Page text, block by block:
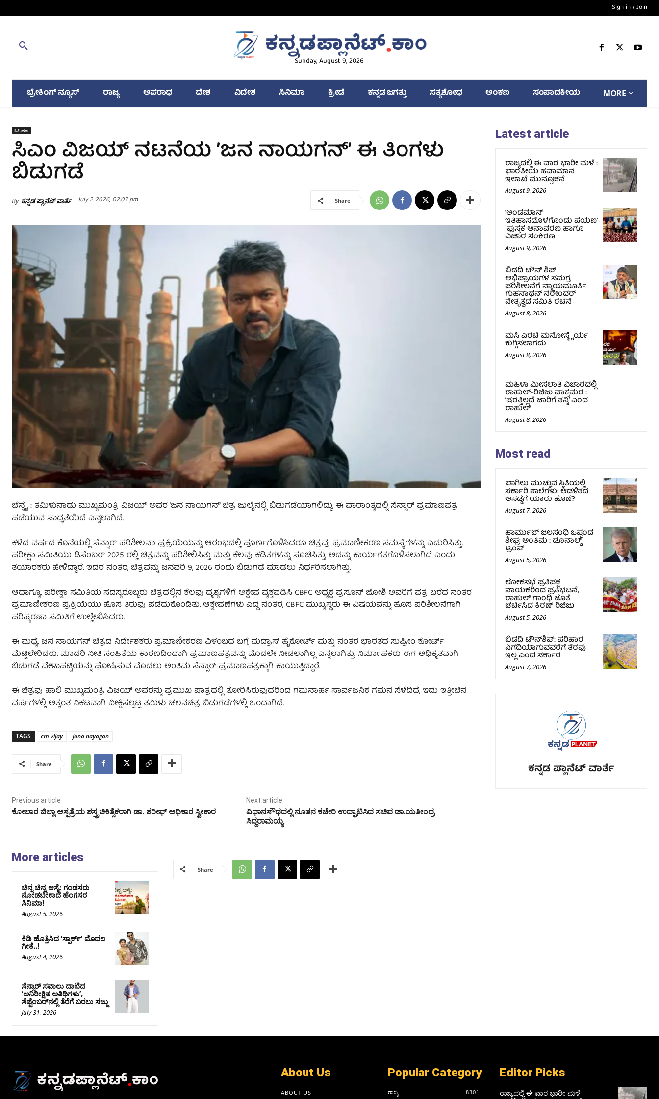
Sign in / Join
Sunday, August 9, 2026
ಬ್ರೇಕಿಂಗ್ ನ್ಯೂಸ್ ರಾಜ್ಯ ಅಪರಾಧ ದೇಶ ವಿದೇಶ ಸಿನಿಮಾ ಕ್ರೀಡೆ ಕನ್ನಡ ಜಗತ್ತು ಸತ್ಯಶೋಧ ಅಂಕಣ ಸಂಪಾದಕೀಯ MORE
ಸಿನಿಮಾ
ಸಿಎಂ ವಿಜಯ್‌ ನಟನೆಯ ʼಜನ ನಾಯಗನ್‌ʼ ಈ ತಿಂಗಳು
ಬಿಡುಗಡೆ
By ಕನ್ನಡ ಪ್ಲಾನೆಟ್ ವಾರ್ತೆ July 2 2026, 02:07 pm Share
ಚೆನ್ನೈ : ತಮಿಳುನಾಡು ಮುಖ್ಯಮಂತ್ರಿ ವಿಜಯ್ ಅವರ ‘ಜನ ನಾಯಗನ್’ ಚಿತ್ರ ಜುಲೈನಲ್ಲಿ ಬಿಡುಗಡೆಯಾಗಲಿದ್ದು, ಈ ವಾರಾಂತ್ಯದಲ್ಲಿ ಸೆನ್ಸಾರ್ ಪ್ರಮಾಣಪತ್ರ
ಪಡೆಯುವ ಸಾಧ್ಯತೆಯಿದೆ ಎನ್ನಲಾಗಿದೆ.
ಕಳೆದ ವರ್ಷದ ಕೊನೆಯಲ್ಲಿ ಸೆನ್ಸಾರ್ ಪರಿಶೀಲನಾ ಪ್ರಕ್ರಿಯೆಯನ್ನು ಆರಂಭದಲ್ಲಿ ಪೂರ್ಣಗೊಳಿಸಿದರೂ ಚಿತ್ರವು ಪ್ರಮಾಣೀಕರಣ ಸಮಸ್ಯೆಗಳನ್ನು ಎದುರಿಸಿತ್ತು.
ಪರೀಕ್ಷಾ ಸಮಿತಿಯು ಡಿಸೆಂಬರ್ 2025 ರಲ್ಲಿ ಚಿತ್ರವನ್ನು ಪರಿಶೀಲಿಸಿತ್ತು ಮತ್ತು ಕೆಲವು ಕಡಿತಗಳನ್ನು ಸೂಚಿಸಿತ್ತು, ಅದನ್ನು ಕಾರ್ಯಗತಗೊಳಿಸಲಾಗಿದೆ ಎಂದು
ತಯಾರಕರು ಹೇಳಿದ್ದಾರೆ. ಇದರ ನಂತರ, ಚಿತ್ರವನ್ನು ಜನವರಿ 9, 2026 ರಂದು ಬಿಡುಗಡೆ ಮಾಡಲು ನಿರ್ಧರಿಸಲಾಗಿತ್ತು.
ಆದಾಗ್ಯೂ, ಪರೀಕ್ಷಾ ಸಮಿತಿಯ ಸದಸ್ಯರೊಬ್ಬರು ಚಿತ್ರದಲ್ಲಿನ ಕೆಲವು ದೃಶ್ಯಗಳಿಗೆ ಆಕ್ಷೇಪ ವ್ಯಕ್ತಪಡಿಸಿ CBFC ಅಧ್ಯಕ್ಷ ಪ್ರಸೂನ್ ಜೋಶಿ ಅವರಿಗೆ ಪತ್ರ ಬರೆದ ನಂತರ
ಪ್ರಮಾಣೀಕರಣ ಪ್ರಕ್ರಿಯೆಯು ಹೊಸ ತಿರುವು ಪಡೆದುಕೊಂಡಿತು. ಆಕ್ಷೇಪಣೆಗಳು ಎದ್ದ ನಂತರ, CBFC ಮುಖ್ಯಸ್ಥರು ಈ ವಿಷಯವನ್ನು ಹೊಸ ಪರಿಶೀಲನೆಗಾಗಿ
ಪರಿಷ್ಕರಣಾ ಸಮಿತಿಗೆ ಉಲ್ಲೇಖಿಸಿದರು.
ಈ ಮಧ್ಯೆ, ಜನ ನಾಯಗನ್ ಚಿತ್ರದ ನಿರ್ದೇಶಕರು ಪ್ರಮಾಣೀಕರಣ ವಿಳಂಬದ ಬಗ್ಗೆ ಮದ್ರಾಸ್ ಹೈಕೋರ್ಟ್ ಮತ್ತು ನಂತರ ಭಾರತದ ಸುಪ್ರೀಂ ಕೋರ್ಟ್
ಮೆಟ್ಟಿಲೇರಿದರು. ಮಾದರಿ ನೀತಿ ಸಂಹಿತೆಯ ಕಾರಣದಿಂದಾಗಿ ಪ್ರಮಾಣಪತ್ರವನ್ನು ಮೊದಲೇ ನೀಡಲಾಗಿಲ್ಲ ಎನ್ನಲಾಗಿತ್ತು. ನಿರ್ಮಾಪಕರು ಈಗ ಅಧಿಕೃತವಾಗಿ
ಬಿಡುಗಡೆ ವೇಳಾಪಟ್ಟಿಯನ್ನು ಘೋಷಿಸುವ ಮೊದಲು ಅಂತಿಮ ಸೆನ್ಸಾರ್ ಪ್ರಮಾಣಪತ್ರಕ್ಕಾಗಿ ಕಾಯುತ್ತಿದ್ದಾರೆ.
ಈ ಚಿತ್ರವು ಹಾಲಿ ಮುಖ್ಯಮಂತ್ರಿ ವಿಜಯ್ ಅವರನ್ನು ಪ್ರಮುಖ ಪಾತ್ರದಲ್ಲಿ ತೋರಿಸಿರುವುದರಿಂದ ಗಮನಾರ್ಹ ಸಾರ್ವಜನಿಕ ಗಮನ ಸೆಳೆದಿದೆ, ಇದು ಇತ್ತೀಚಿನ
ವರ್ಷಗಳಲ್ಲಿ ಅತ್ಯಂತ ನಿಕಟವಾಗಿ ವೀಕ್ಷಿಸಲ್ಪಟ್ಟ ತಮಿಳು ಚಲನಚಿತ್ರ ಬಿಡುಗಡೆಗಳಲ್ಲಿ ಒಂದಾಗಿದೆ.
TAGS cm vijay jana nayagan
Share
Previous article
ಕೋಲಾರ ಜಿಲ್ಲಾ ಆಸ್ಪತ್ರೆಯ ಶಸ್ತ್ರಚಿಕಿತ್ಸೆಕರಾಗಿ ಡಾ. ಶರೀಫ್ ಅಧಿಕಾರ ಸ್ವೀಕಾರ
Next article
ವಿಧಾನಸೌಧದಲ್ಲಿ ನೂತನ ಕಚೇರಿ ಉದ್ಘಾಟಿಸಿದ ಸಚಿವ ಡಾ.ಯತೀಂದ್ರ
ಸಿದ್ದರಾಮಯ್ಯ
More articles
ಚಿನ್ನ ಚಿನ್ನ ಆಸೈ: ಗಂಡಸರು
ನೋಡಬೇಕಾದ ಹೆಂಗಸರ
ಸಿನಿಮಾ!
August 5, 2026
ಕಿಡಿ‌‌ ಹೊತ್ತಿಸಿದ ‘ಸ್ಪಾರ್ಕ್’ ಮೊದಲ‌
ಗೀತೆ..!
August 4, 2026
ಸೆನ್ಸಾರ್ ಸವಾಲು ದಾಟಿದ
‘ಅನಿರೀಕ್ಷಿತ ಅತಿಥಿಗಳು’,
ಸೆಪ್ಟೆಂಬರ್‌ನಲ್ಲಿ ತೆರೆಗೆ ಬರಲು ಸಜ್ಜು
July 31, 2026
Share
Latest article
ರಾಜ್ಯದಲ್ಲಿ ಈ ವಾರ ಭಾರೀ ಮಳೆ :
ಭಾರತೀಯ ಹವಾಮಾನ
ಇಲಾಖೆ ಮುನ್ಸೂಚನೆ
August 9, 2026
‘ಅಂಡಮಾನ್
ಇತಿಹಾಸದೊಳಗೊಂದು ಪಯಣ’
ಪುಸ್ತಕ ಅನಾವರಣ ಹಾಗೂ
ವಿಚಾರ ಸಂಕಿರಣ
August 9, 2026
ಬಿಡದಿ ಟೌನ್ ಶಿಪ್
ಅಭಿಪ್ರಾಯಗಳ ಸಮಗ್ರ
ಪರಿಶೀಲನೆಗೆ ನ್ಯಾಯಮೂರ್ತಿ
ಗುಹನಾಥನ್ ನರೇಂದರ್
ನೇತೃತ್ವದ ಸಮಿತಿ ರಚನೆ
August 8, 2026
ಮಸಿ ಎರಚಿ ಮನೋಸ್ಥೈರ್ಯ
ಕುಗ್ಗಿಸಲಾಗದು
August 8, 2026
ಮಹಿಳಾ ಮೀಸಲಾತಿ ವಿಚಾರದಲ್ಲಿ
ರಾಹುಲ್‌-ರಿಜಿಜು ವಾಕ್ಸಮರ :
‘ಷರತ್ತಿಲ್ಲದೆ ಜಾರಿಗೆ ತನ್ನಿ’ ಎಂದ
ರಾಹುಲ್‌
August 8, 2026
Most read
ಬಾಗಿಲು ಮುಚ್ಚುವ ಸ್ಥಿತಿಯಲ್ಲಿ
ಸರ್ಕಾರಿ ಶಾಲೆಗಳು: ಆಡಳಿತದ
ಅಸಡ್ಡೆಗೆ ಯಾರು ಹೊಣೆ?
August 7, 2026
ಹಾರ್ಮುಜ್‌ ಜಲಸಂಧಿ ಒಪ್ಪಂದ
ಶೀಘ್ರ ಅಂತಿಮ : ಡೊನಾಲ್ಡ್‌
ಟ್ರಂಪ್‌
August 5, 2026
ಲೋಕಸಭೆ ಪ್ರತಿಪಕ್ಷ
ನಾಯಕರಿಂದ ಪ್ರತಿಭಟನೆ,
ರಾಹುಲ್‌ ಗಾಂಧಿ ಜೊತೆ
ಚರ್ಚಿಸಿದ ಕಿರಣ್‌ ರಿಜಿಜು
August 5, 2026
ಬಿಡದಿ ಟೌನ್‌ಶಿಪ್‌: ಪರಿಹಾರ
ನಿಗದಿಯಾಗುವವರೆಗೆ ತೆರವು
ಇಲ್ಲ ಎಂದ ಸರ್ಕಾರ
August 7, 2026
ಕನ್ನಡ ಪ್ಲಾನೆಟ್ ವಾರ್ತೆ
About Us
ABOUT US
Popular Category
ರಾಜ್ಯ 8301
Editor Picks
ರಾಜ್ಯದಲ್ಲಿ ಈ ವಾರ ಭಾರೀ ಮಳೆ :